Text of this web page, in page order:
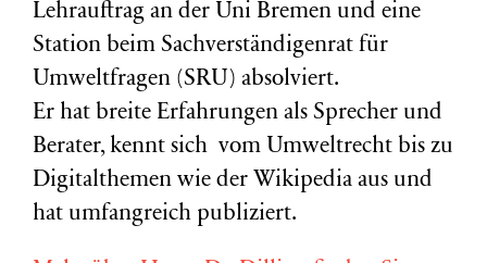
Lehrauftrag an der Uni Bremen und eine
Station beim Sachverständigenrat für
Umweltfragen (SRU) absolviert.
Er hat breite Erfahrungen als Sprecher und
Berater, kennt sich vom Umweltrecht bis zu
Digitalthemen wie der Wikipedia aus und
hat umfangreich publiziert.